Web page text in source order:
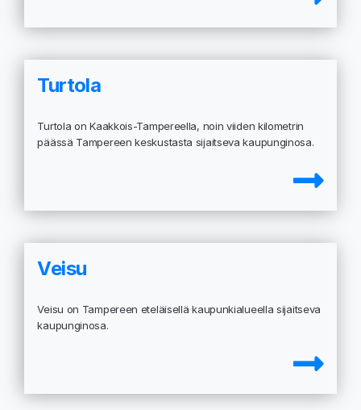
Turtola
Turtola on Kaakkois-Tampereella, noin viiden kilometrin
päässä Tampereen keskustasta sijaitseva kaupunginosa.
Veisu
Veisu on Tampereen eteläisellä kaupunkialueella sijaitseva
kaupunginosa.